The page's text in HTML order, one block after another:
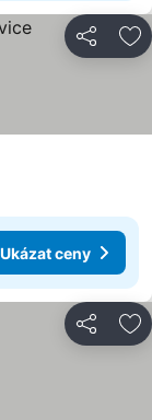
Sdílet
Ukázat ceny
Sdílet